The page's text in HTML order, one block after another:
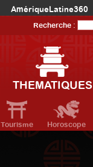
AmériqueLatine360
Recherche :
THEMATIQUES
Tourisme Horoscope